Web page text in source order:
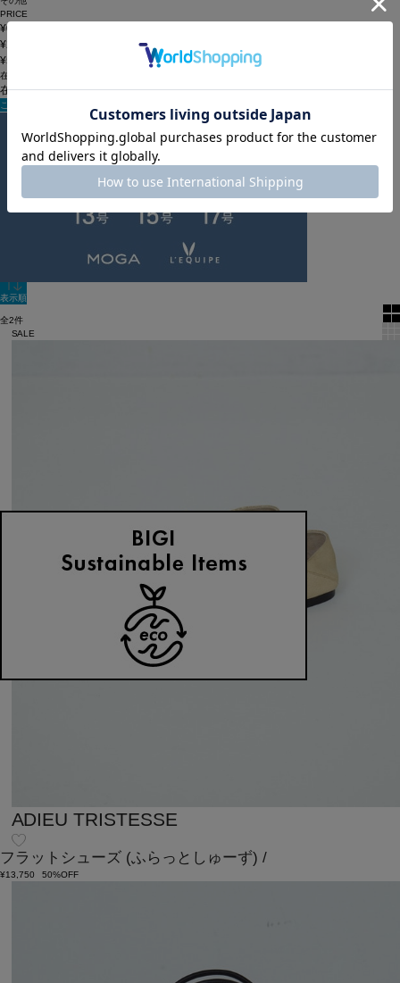
PRICE
¥0~¥19,999
¥20,000~¥49,999
¥50,000~
在庫
在庫なしを含む
この条件で検索
ADIEU_OCCASION_2502
60件
新着順
表示順
全2件
SALE
ADIEU TRISTESSE
フラットシューズ (ふらっとしゅーず) /
¥13,750 50%OFF